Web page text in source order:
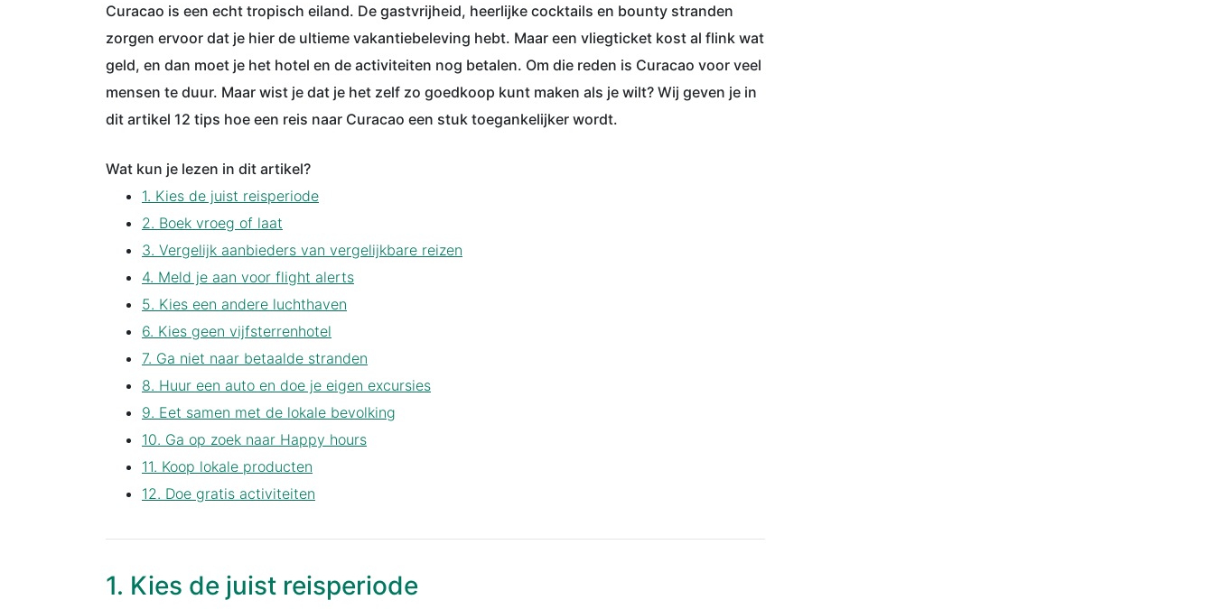
Curacao is een echt tropisch eiland. De gastvrijheid, heerlijke cocktails en bounty stranden
zorgen ervoor dat je hier de ultieme vakantiebeleving hebt. Maar een vliegticket kost al flink wat
geld, en dan moet je het hotel en de activiteiten nog betalen. Om die reden is Curacao voor veel
mensen te duur. Maar wist je dat je het zelf zo goedkoop kunt maken als je wilt? Wij geven je in
dit artikel 12 tips hoe een reis naar Curacao een stuk toegankelijker wordt.
Wat kun je lezen in dit artikel?
1. Kies de juist reisperiode
2. Boek vroeg of laat
3. Vergelijk aanbieders van vergelijkbare reizen
4. Meld je aan voor flight alerts
5. Kies een andere luchthaven
6. Kies geen vijfsterrenhotel
7. Ga niet naar betaalde stranden
8. Huur een auto en doe je eigen excursies
9. Eet samen met de lokale bevolking
10. Ga op zoek naar Happy hours
11. Koop lokale producten
12. Doe gratis activiteiten
1. Kies de juist reisperiode